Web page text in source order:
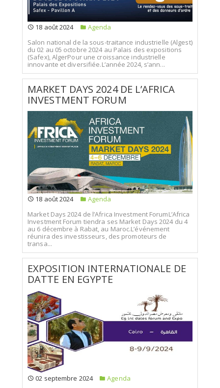
18 août 2024
Agenda
Salon national de la sous-traitance industrielle (Algest)
du 02 au 05 octobre 2024 au Palais des expositions
(Safex), AlgerPour une croissance industrielle
innovante et diversifiée.L’année 2024, s’ann...
MARKET DAYS 2024 DE L’AFRICA
INVESTMENT FORUM
18 août 2024
Agenda
Market Days 2024 de l’Africa Investment ForumL’Africa
Investment Forum tiendra ses Market Days 2024 du 4
au 6 décembre à Rabat, au Maroc.L’événement
réunira des investisseurs, des promoteurs de
transa...
EXPOSITION INTERNATIONALE DE
DATTE EN EGYPTE
02 septembre 2024
Agenda